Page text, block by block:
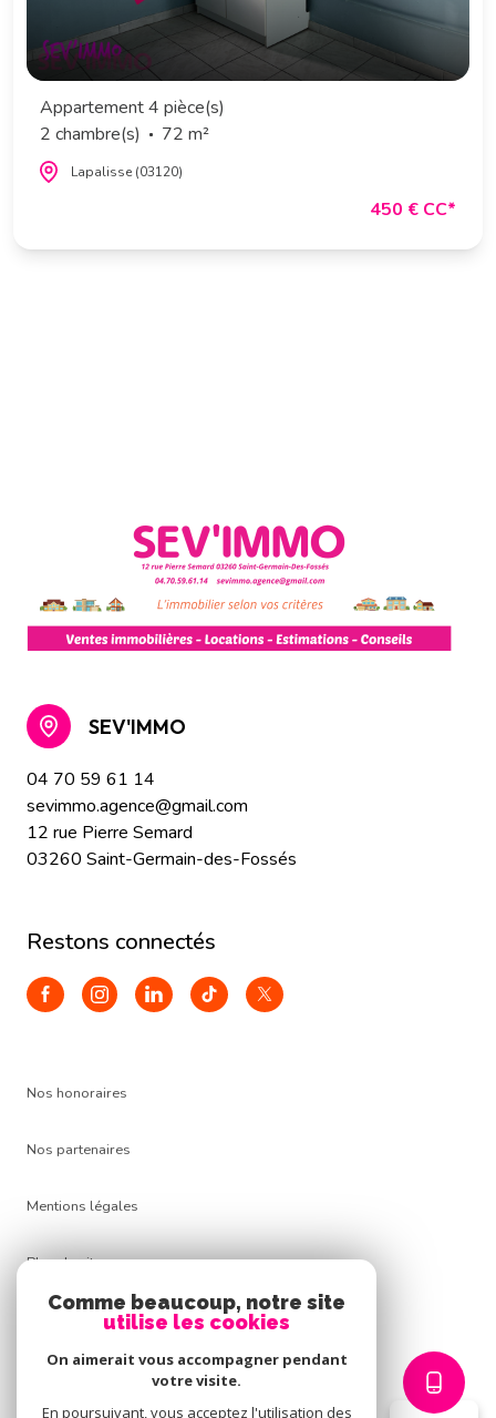
Appartement 4 pièce(s)
2 chambre(s)
72 m²
Lapalisse (03120)
450 € CC*
SEV'IMMO
04 70 59 61 14
sevimmo.agence@gmail.com
12 rue Pierre Semard
03260 Saint-Germain-des-Fossés
restons connectés
Nos honoraires
Nos partenaires
Mentions légales
Plan du site
Comme beaucoup, notre site
utilise les cookies
On aimerait vous accompagner pendant
votre visite.
En poursuivant, vous acceptez l'utilisation des